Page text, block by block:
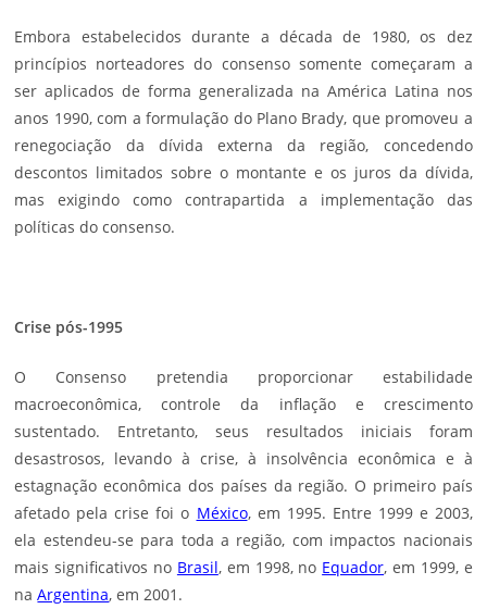
Embora estabelecidos durante a década de 1980, os dez
princípios norteadores do consenso somente começaram a
ser aplicados de forma generalizada na América Latina nos
anos 1990, com a formulação do Plano Brady, que promoveu a
renegociação da dívida externa da região, concedendo
descontos limitados sobre o montante e os juros da dívida,
mas exigindo como contrapartida a implementação das
políticas do consenso.
Crise pós-1995
O Consenso pretendia proporcionar estabilidade
macroeconômica, controle da inflação e crescimento
sustentado. Entretanto, seus resultados iniciais foram
desastrosos, levando à crise, à insolvência econômica e à
estagnação econômica dos países da região. O primeiro país
afetado pela crise foi o México, em 1995. Entre 1999 e 2003,
ela estendeu-se para toda a região, com impactos nacionais
mais significativos no Brasil, em 1998, no Equador, em 1999, e
naArgentina, em 2001.